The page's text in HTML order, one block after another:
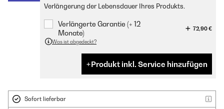
Verlängerung der Lebensdauer Ihres Produkts.
Verlängerte Garantie (+ 12
Monate)
72,90 €
Was ist abgedeckt?
Produkt inkl. Service hinzufügen
Sofort lieferbar